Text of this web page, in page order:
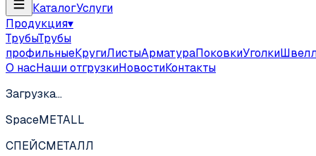
КаталогУслуги
Продукция▾
ТрубыТрубы
профильныеКругиЛистыАрматураПоковкиУголки
О насНаши отгрузкиНовостиКонтакты
Загрузка…
SpaceMETALL
СПЕЙСМЕТАЛЛ